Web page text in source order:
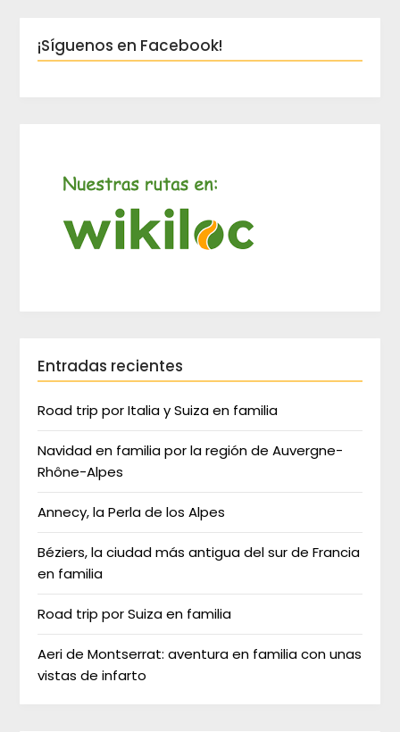
¡Síguenos en Facebook!
Entradas recientes
Road trip por Italia y Suiza en familia
Navidad en familia por la región de Auvergne-
Rhône-Alpes
Annecy, la Perla de los Alpes
Béziers, la ciudad más antigua del sur de Francia
en familia
Road trip por Suiza en familia
Aeri de Montserrat: aventura en familia con unas
vistas de infarto